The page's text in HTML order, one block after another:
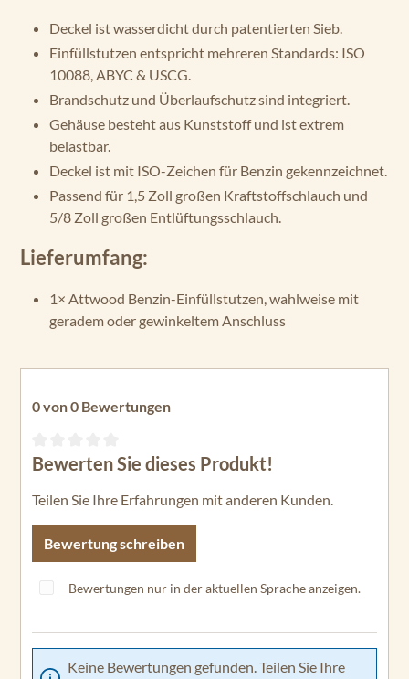
Deckel ist wasserdicht durch patentierten Sieb.
Einfüllstutzen entspricht mehreren Standards: ISO
10088, ABYC & USCG.
Brandschutz und Überlaufschutz sind integriert.
Gehäuse besteht aus Kunststoff und ist extrem
belastbar.
Deckel ist mit ISO-Zeichen für Benzin gekennzeichnet.
Passend für 1,5 Zoll großen Kraftstoffschlauch und
5/8 Zoll großen Entlüftungsschlauch.
Lieferumfang:
1× Attwood Benzin-Einfüllstutzen, wahlweise mit
geradem oder gewinkeltem Anschluss
0 von 0 Bewertungen
Durchschnittliche Bewertung von 0 von 5 Sternen
Bewerten Sie dieses Produkt!
Teilen Sie Ihre Erfahrungen mit anderen Kunden.
Bewertung schreiben
Bewertungen nur in der aktuellen Sprache anzeigen.
Keine Bewertungen gefunden. Teilen Sie Ihre